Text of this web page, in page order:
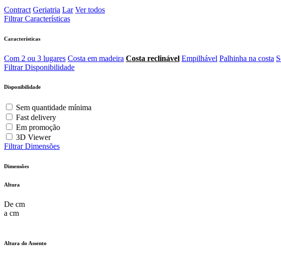
Contract Geriatria Lar Ver todos
Filtrar Características
Características
Com 2 ou 3 lugares Costa em madeira Costa reclinável Empilhável Palhinha na costa
Filtrar Disponibilidade
Disponibilidade
Sem quantidade mínima
Fast delivery
Em promoção
3D Viewer
Filtrar Dimensões
Dimensões
Altura
De cm
a cm
Altura do Assento